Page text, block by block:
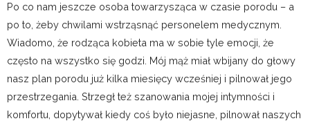
Po co nam jeszcze osoba towarzysząca w czasie porodu – a
po to, żeby chwilami wstrząsnąć personelem medycznym.
Wiadomo, że rodząca kobieta ma w sobie tyle emocji, że
często na wszystko się godzi. Mój mąż miał wbijany do głowy
nasz plan porodu już kilka miesięcy wcześniej i pilnował jego
przestrzegania. Strzegł też szanowania mojej intymności i
komfortu, dopytywał kiedy coś było niejasne, pilnował naszych